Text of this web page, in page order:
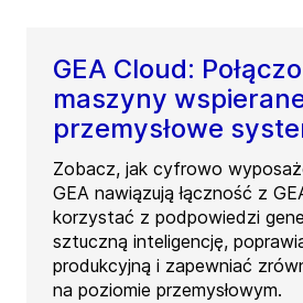
GEA Cloud:
maszyny
przemysłowe
Zobacz, jak cyfrowo
GEA nawiązują łączność z
korzystać z podpowiedzi
sztuczną inteligencję,
produkcyjną i zapewniać
na poziomie przemysłowym.